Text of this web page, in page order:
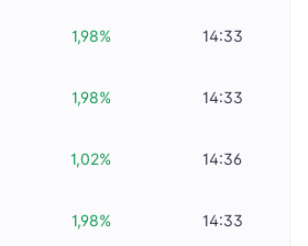
1,98% 14:33
1,98% 14:33
1,02% 14:36
1,98% 14:33